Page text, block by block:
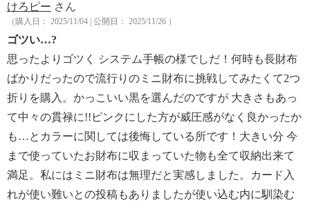
けろピー さん
（購入日： 2025/11/04 | 公開日： 2025/11/26 ）
ゴツい…?
思ったよりゴツく システム手帳の様でしだ！何時も長財布
ばかりだったので流行りのミニ財布に挑戦してみたくて2つ
折りを購入。かっこいい黒を選んだのですが 大きさもあっ
て中々の貫禄に!!ピンクにした方が威圧感がなく良かったか
も…とカラーに関しては後悔している所です！大きい分 今
まで使っていたお財布に収まっていた物も全て収納出来て
満足。私にはミニ財布は無理だと実感しました。カード入
れが使い難いとの投稿もありましたが使い込む内に馴染む